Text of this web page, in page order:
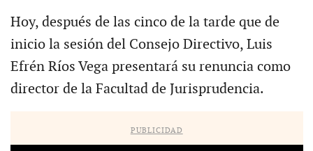
Hoy, después de las cinco de la tarde que de
inicio la sesión del Consejo Directivo, Luis
Efrén Ríos Vega presentará su renuncia como
director de la Facultad de Jurisprudencia.
PUBLICIDAD